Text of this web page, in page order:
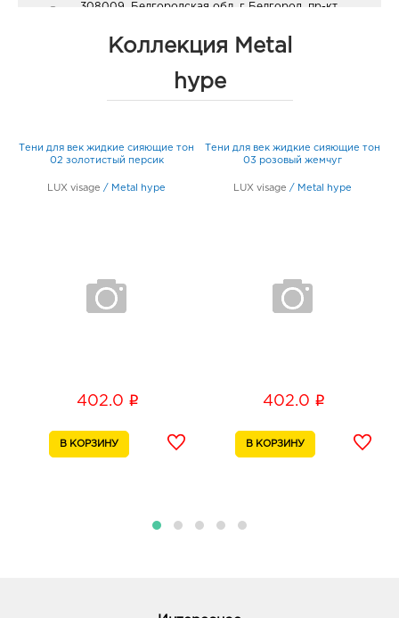
308009, Белгородская обл, г Белгород, пр-кт
График работы:9:00 - 21:00
График работы: 10:00 - 21:00
Белгород Маяк: 402.0 руб.
308009, Белгородская обл, г Белгород, ул Попова,
д. 36
Белгород Рио: 402.0 руб.
Коллекция Metal
hype
Тени для век жидкие сияющие тон
02 золотистый персик
LUX visage / Metal hype
402.0 i
Тени для век жидкие сияющие тон
03 розовый жемчуг
LUX visage / Metal hype
402.0 i